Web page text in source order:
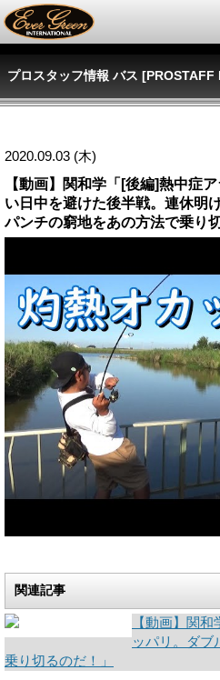
プロスタッフ情報 バス [PROSTAFF
2020.09.03 (木)
【動画】関和学「[後編]熱中症
い日中を避けた後半戦。連休明
パンチの窮地をあの方法で乗り
関連記事
【動画】関
ッパリ。ダブ
乗り切るのだ！」